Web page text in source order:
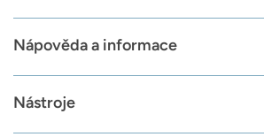
Nápověda a informace
Nástroje